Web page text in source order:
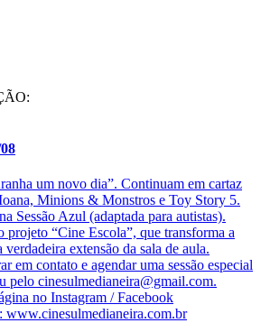
um novo dia”. Continuam em cartaz
Minions & Monstros e Toy Story 5.
Sessão Azul (adaptada para autistas).
projeto “Cine Escola”, que transforma a
extensão da sala de aula.
em contato e agendar uma sessão especial
pelo cinesulmedianeira@gmail.com.
no Instagram / Facebook
www.cinesulmedianeira.com.br